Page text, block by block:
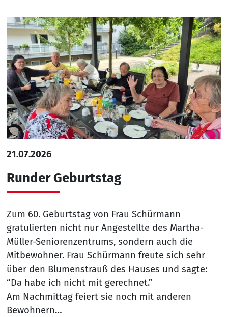
21.07.2026
Runder Geburtstag
Zum 60. Geburtstag von Frau Schürmann
gratulierten nicht nur Angestellte des Martha-
Müller-Seniorenzentrums, sondern auch die
Mitbewohner. Frau Schürmann freute sich sehr
über den Blumenstrauß des Hauses und sagte:
“Da habe ich nicht mit gerechnet.”
Am Nachmittag feiert sie noch mit anderen
Bewohnern…